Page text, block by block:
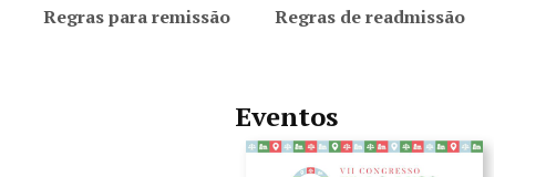
Regras para remissão Regras de readmissão
Eventos